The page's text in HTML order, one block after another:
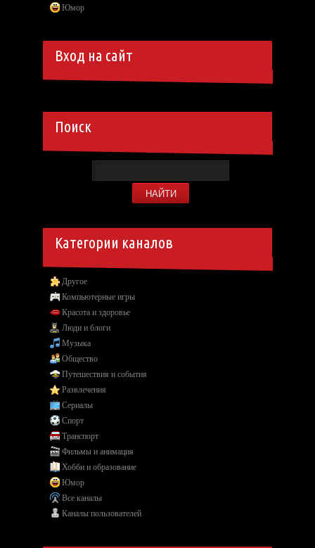
Юмор
Вход на сайт
Поиск
Категории каналов
Другое
Компьютерные игры
Красота и здоровье
Люди и блоги
Музыка
Общество
Путешествия и события
Развлечения
Сериалы
Спорт
Транспорт
Фильмы и анимация
Хобби и образование
Юмор
Все каналы
Каналы пользователей